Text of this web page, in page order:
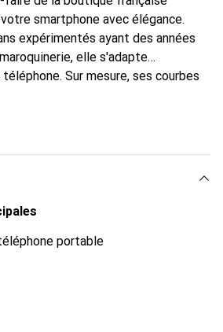
smartphone avec élégance.
expérimentés ayant des années
elle s'adapte
Sur mesure, ses courbes
et indispensable pour votre
la marque Noreve est un choix
exigeante.
portable